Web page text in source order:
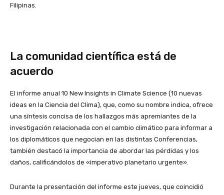
Filipinas.
La comunidad científica está de
acuerdo
El informe anual 10 New Insights in Climate Science (10 nuevas
ideas en la Ciencia del Clima), que, como su nombre indica, ofrece
una síntesis concisa de los hallazgos más apremiantes de la
investigación relacionada con el cambio climático para informar a
los diplomáticos que negocian en las distintas Conferencias,
también destacó la importancia de abordar las pérdidas y los
daños, calificándolos de «imperativo planetario urgente».
Durante la presentación del informe este jueves, que coincidió